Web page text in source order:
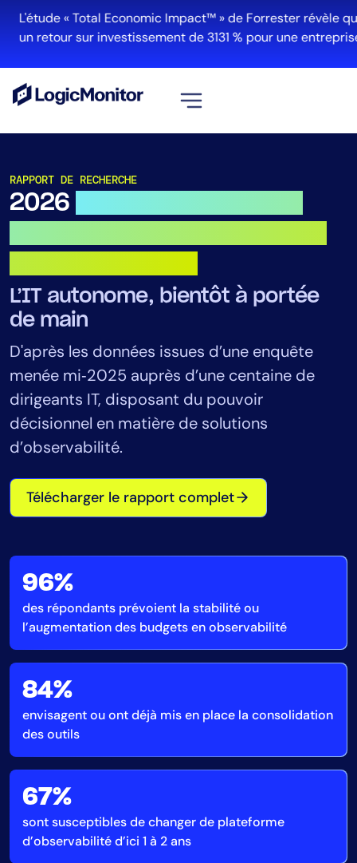
contenu
L'étude « Total Economic Impact™ » de Forrester révèle
un retour sur investissement de 3131 % pour une entreprise
RAPPORT DE RECHERCHE
2026
L’IT autonome, bientôt à portée
de main
D'après les données issues d’une enquête
menée mi‑2025 auprès d’une centaine de
dirigeants IT, disposant du pouvoir
décisionnel en matière de solutions
d’observabilité.
Télécharger le rapport complet
96%
des répondants prévoient la stabilité ou
l’augmentation des budgets en observabilité
84%
envisagent ou ont déjà mis en place la consolidation
des outils
67%
sont susceptibles de changer de plateforme
d’observabilité d’ici 1 à 2 ans
Plateforme
Infrastructure
Cloud et Multi-Cloud
Gestion des journaux
Solution
Automatisation
Consolidation des outils
Réduction du MTTR
Optimisation des coûts
Industrie
Santé
Secteur public
Services managés
Directeur informatique
prédictives
CloudOps
AIOps